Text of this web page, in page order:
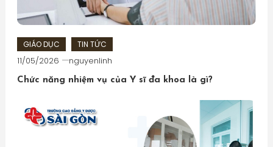
GIÁO DỤC TIN TỨC
11/05/2026 nguyenlinh
Chức năng nhiệm vụ của Y sĩ đa khoa là gì?